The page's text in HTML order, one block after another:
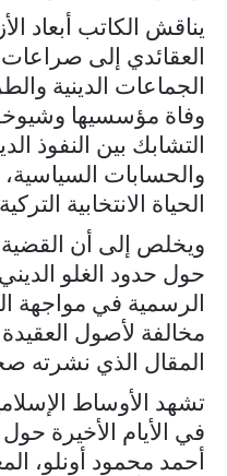
يناقش الكاتب أبعاد
العقائدي إلى
الجماعات الدينية
وفاة مؤسسيها
التشابك بين النفوذ
والحسابات
الحياة الانتخابية
ويخلص إلى أن
حول حدود الغلو
الرسمية في مواجهة
مخالفة لأصول
المقال الذي نشرته
تشهد الأوساط
في الأيام الأخيرة
أحمد محمود أونلو،